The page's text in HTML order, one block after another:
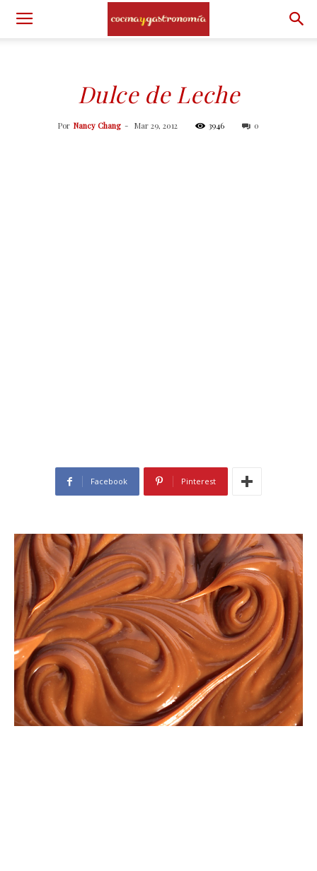
Dulce de Leche
Por Nancy Chang - Mar 29, 2012 3946 0
Facebook Pinterest